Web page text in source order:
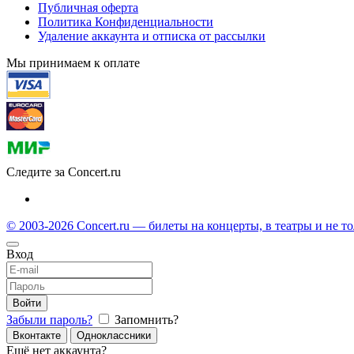
Публичная оферта
Политика Конфиденциальности
Удаление аккаунта и отписка от рассылки
Мы принимаем к оплате
Следите за Concert.ru
© 2003-2026 Concert.ru — билеты на концерты, в театры и не
Вход
Войти
Забыли пароль? Запомнить?
Вконтакте Одноклассники
Ещё нет аккаунта?